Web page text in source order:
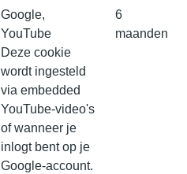
Google,
YouTube
Deze cookie
wordt ingesteld
via embedded
YouTube-video's
of wanneer je
inlogt bent op je
Google-account.
6
maanden